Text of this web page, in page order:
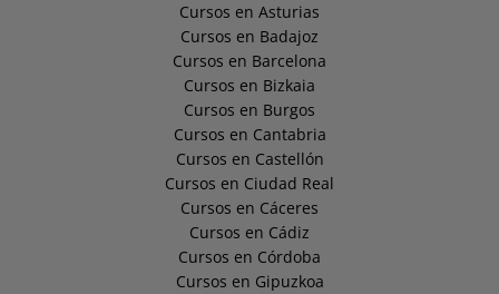
Cursos en Asturias
Cursos en Badajoz
Cursos en Barcelona
Cursos en Bizkaia
Cursos en Burgos
Cursos en Cantabria
Cursos en Castellón
Cursos en Ciudad Real
Cursos en Cáceres
Cursos en Cádiz
Cursos en Córdoba
Cursos en Gipuzkoa